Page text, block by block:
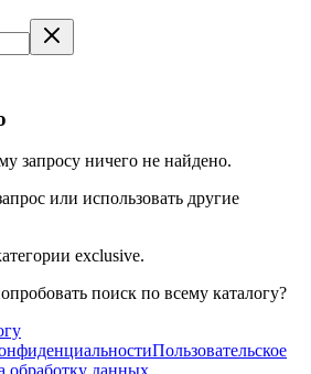
запросу ничего не найдено.
или использовать другие
exclusive.
поиск по всему каталогу?
Пользовательское